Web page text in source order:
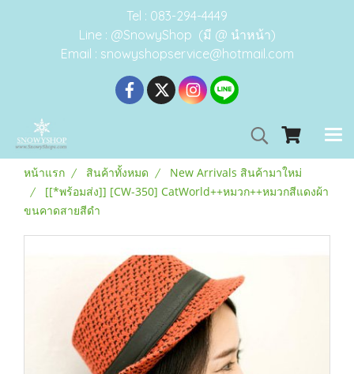
Tel : 083-294-4449
Line : @SnowyShop (มี @ นำหน้า)
Email : snowyshopservice@hotmail.com
หน้าแรก สินค้าทั้งหมด
New Arrivals สินค้ามาใหม่
[[*พร้อมส่ง]] [CW-350] CatWorld++หมวก++หมวกสีแดงผ้า
ขนคาดสายสีดำ